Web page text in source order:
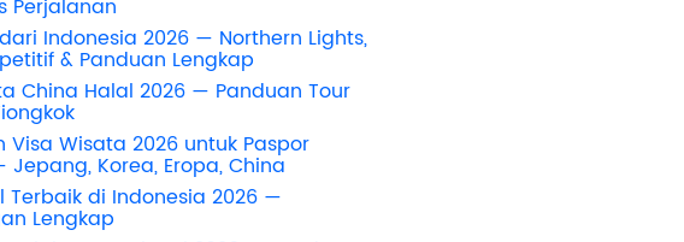
Perjalanan
Indonesia 2026 — Northern Lights,
& Panduan Lengkap
China Halal 2026 — Panduan Tour
Visa Wisata 2026 untuk Paspor
Korea, Eropa, China
Terbaik di Indonesia 2026 —
Lengkap